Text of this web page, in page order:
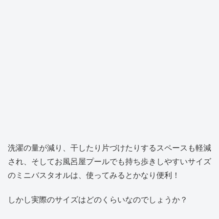
洗濯の量が減り、干したり片づけたりするスペースも軽減
され、そしてお風呂屋プールでも持ち歩きしやすいサイズ
のミニバスタオルは、使ってみるとかなり便利！
しかし実際のサイズはどのくらいなのでしょうか？